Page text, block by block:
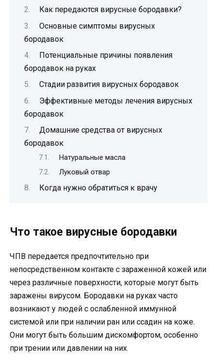
Как передаются вирусные бородавки?
Основные симптомы вирусных
бородавок
Потенциальные причины появления
бородавок на руках
Стадии развития вирусных бородавок
Эффективные методы лечения вирусных
бородавок
Домашние средства от вирусных
бородавок
Натуральные масла
Луковый отвар
Когда нужно обратиться к врачу
Что такое вирусные бородавки
ЧПВ передается предпочтительно при
непосредственном контакте с зараженной кожей или
через различные поверхности, которые могут быть
заражены вирусом. Бородавки на руках часто
возникают у людей с ослабленной иммунной
системой или при наличии ран или ссадин на коже.
Они могут быть большим дискомфортом, особенно
при трении или давлении на них.